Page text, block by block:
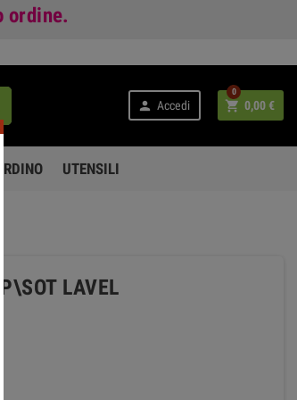
ordine.
 Accedi  0,00 €
0
UTENSILI
LAVEL